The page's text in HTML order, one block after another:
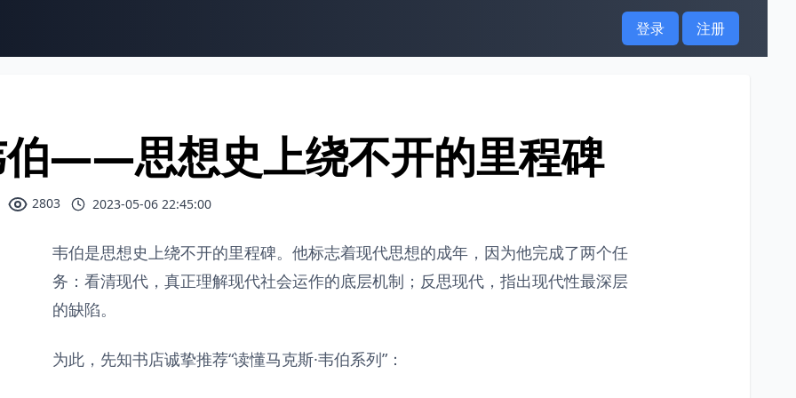
登录 注册
——思想史上绕不开的里程碑
2803 2023-05-06 22:45:00
韦伯是思想史上绕不开的里程碑。他标志着现代思想的成年，因为他完成了两个任
务：看清现代，真正理解现代社会运作的底层机制；反思现代，指出现代性最深层
的缺陷。
为此，先知书店诚挚推荐“读懂马克斯·韦伯系列”：